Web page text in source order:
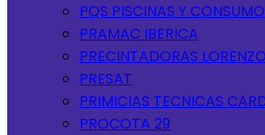
PQS PISCINAS Y CONSUMO
PRAMAC IBERICA
PRECINTADORAS
PRESAT
PRIMICIAS TECNICAS
PROCOTA 29